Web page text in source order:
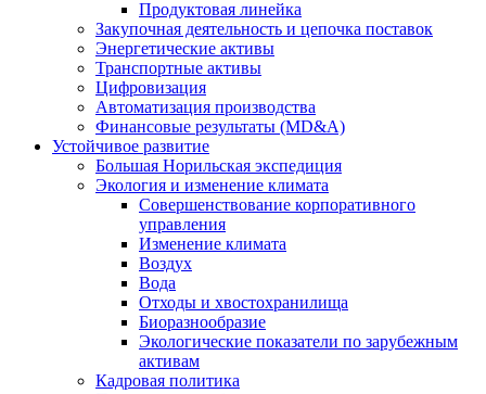
Продуктовая линейка
Закупочная деятельность и цепочка поставок
Энергетические активы
Транспортные активы
Цифровизация
Автоматизация производства
Финансовые результаты (MD&A)
Устойчивое развитие
Большая Норильская экспедиция
Экология и изменение климата
Совершенствование корпоративного
управления
Изменение климата
Воздух
Вода
Отходы и хвостохранилища
Биоразнообразие
Экологические показатели по зарубежным
активам
Кадровая политика